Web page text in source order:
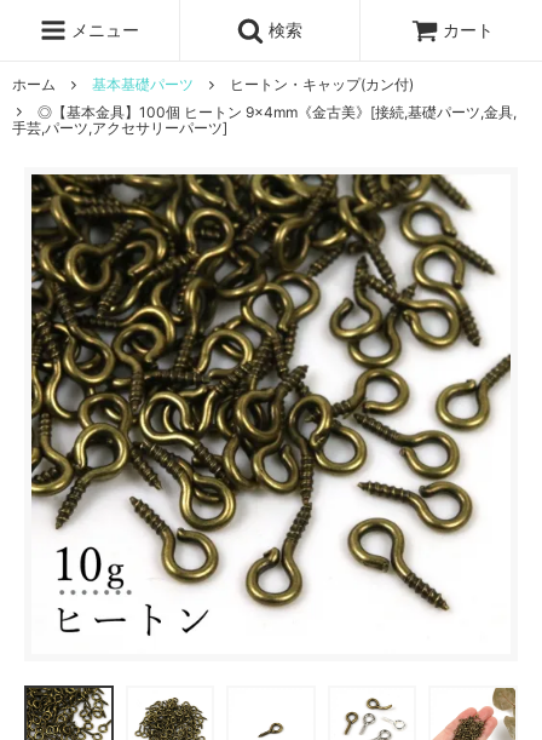
メニュー 検索 カート
ホーム 基本基礎パーツ
ヒートン・キャップ(カン付)
◎【基本金具】100個 ヒートン 9×4mm《金古美》[接続,基礎パーツ,金具,
手芸,パーツ,アクセサリーパーツ]